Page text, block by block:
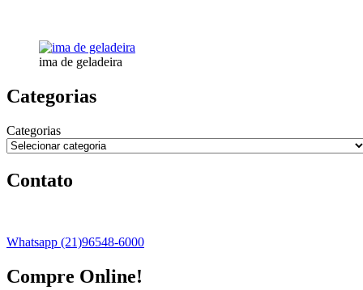
ima de geladeira
Categorias
Categorias
Contato
Whatsapp (21)96548-6000
Compre Online!